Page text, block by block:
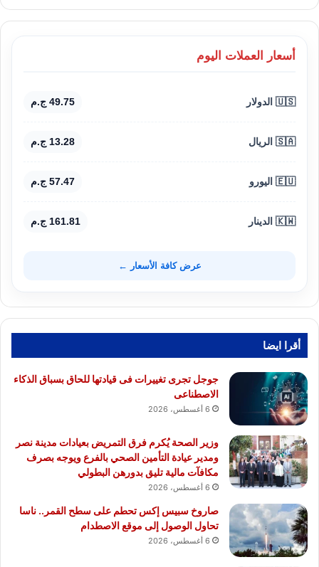
أسعار العملات اليوم
🇺🇸 الدولار 49.75 ج.م
🇸🇦 الريال 13.28 ج.م
🇪🇺 اليورو 57.47 ج.م
🇰🇼 الدينار 161.81 ج.م
عرض كافة الأسعار ←
أقرا ايضا
جوجل تجرى تغييرات فى قيادتها للحاق بسباق الذكاء
الاصطناعى
6 أغسطس، 2026
وزير الصحة يُكرم فرق التمريض بعيادات مدينة نصر
ومدير عيادة التأمين الصحي بالفرع ويوجه بصرف
مكافآت مالية تليق بدورهن البطولي
6 أغسطس، 2026
صاروخ سبيس إكس تحطم على سطح القمر.. ناسا
تحاول الوصول إلى موقع الاصطدام
6 أغسطس، 2026